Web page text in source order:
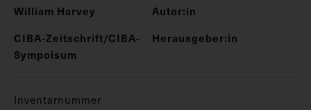
William Harvey
Autor:in
CIBA-Zeitschrift/CIBA-
Sympoisum
Herausgeber:in
Inventarnummer